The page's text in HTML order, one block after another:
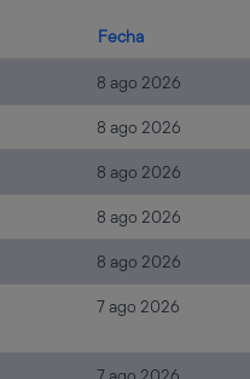
Fecha
8 ago 2026
8 ago 2026
8 ago 2026
8 ago 2026
8 ago 2026
7 ago 2026